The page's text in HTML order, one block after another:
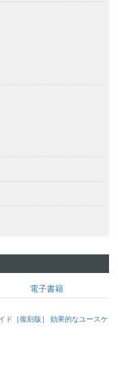
電子書籍
ド［復刻版］ 効果的なユースケ